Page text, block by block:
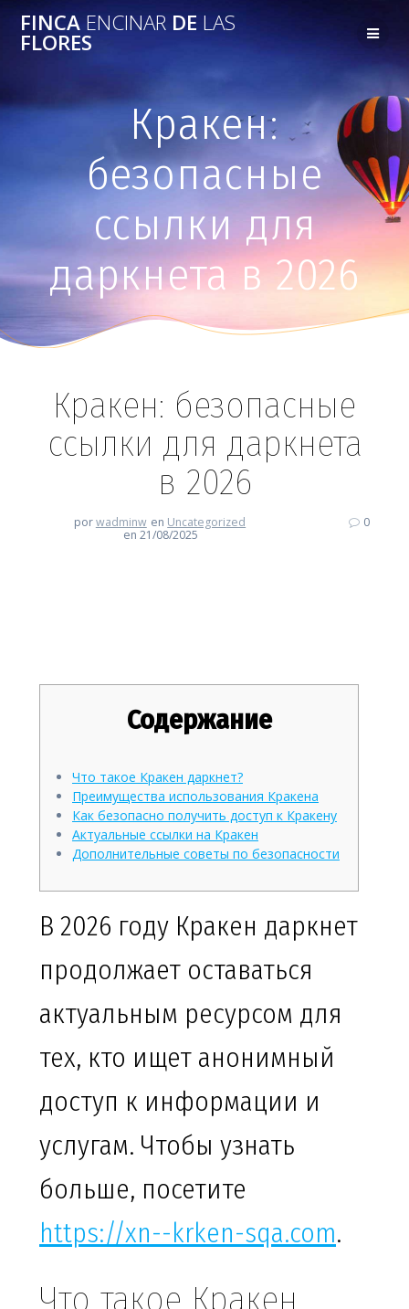
FINCAENCINAR DE LAS
FLORES
Кракен:
безопасные
ссылки для
даркнета в 2026
Кракен: безопасные
ссылки для даркнета
в 2026
porwadminw en Uncategorized
en 21/08/2025
0
Содержание
Что такое Кракен даркнет?
Преимущества использования Кракена
Как безопасно получить доступ к Кракену
Актуальные ссылки на Кракен
Дополнительные советы по безопасности
В 2026 году Кракен даркнет
продолжает оставаться
актуальным ресурсом для
тех, кто ищет анонимный
доступ к информации и
услугам. Чтобы узнать
больше, посетите
https://xn--krken-sqa.com.
Что такое Кракен